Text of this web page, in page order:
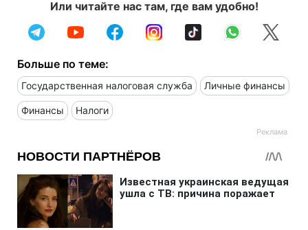
Или читайте нас там, где вам удобно!
Больше по теме:
Государственная налоговая служба Личные финансы
Финансы Налоги